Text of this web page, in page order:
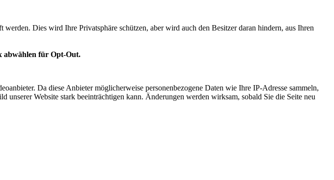
Dies wird Ihre Privatsphäre schützen, aber wird auch den Besitzer daran hindern, aus Ihren
abwählen für Opt-Out.
Da diese Anbieter möglicherweise personenbezogene Daten wie Ihre IP-Adresse sammeln,
unserer Website stark beeinträchtigen kann. Änderungen werden wirksam, sobald Sie die Seite neu